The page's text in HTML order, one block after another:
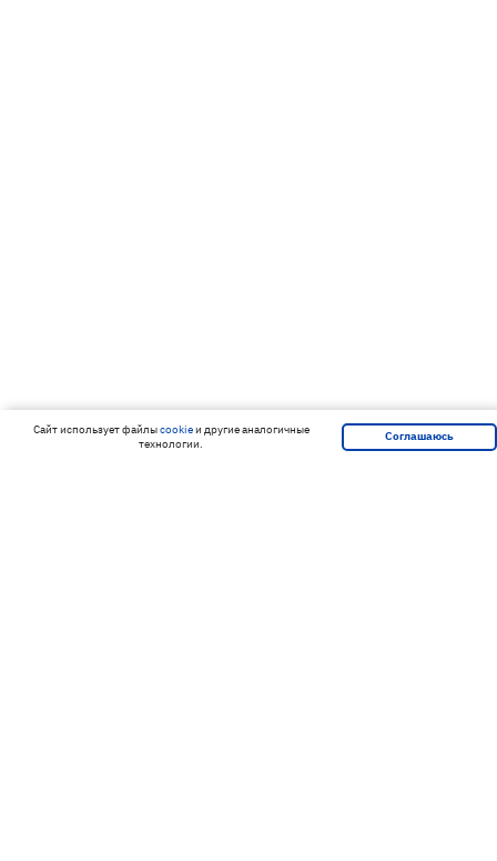
Cайт использует файлыcookieи другие аналогичные
технологии.
Соглашаюсь